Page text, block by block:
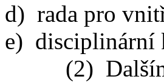
d) rada pro
e) disciplinární
(2) Dalšími